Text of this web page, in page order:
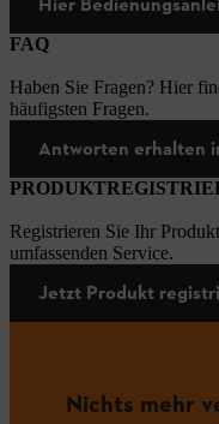
FAQ
Haben Sie Fragen? Hier
häufigsten Fragen.
Antworten erhalten
Registrieren Sie Ihr
umfassenden Service.
Jetzt Produkt
Nichts mehr